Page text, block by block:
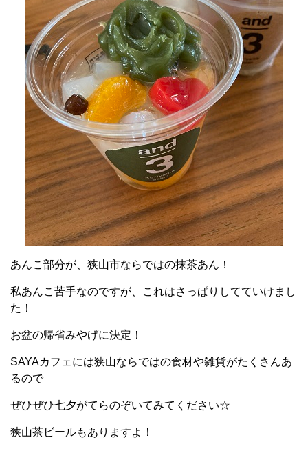
あんこ部分が、狭山市ならではの抹茶あん！
私あんこ苦手なのですが、これはさっぱりしてていけまし
た！
お盆の帰省みやげに決定！
SAYAカフェには狭山ならではの食材や雑貨がたくさんあ
るので
ぜひぜひ七夕がてらのぞいてみてください☆
狭山茶ビールもありますよ！